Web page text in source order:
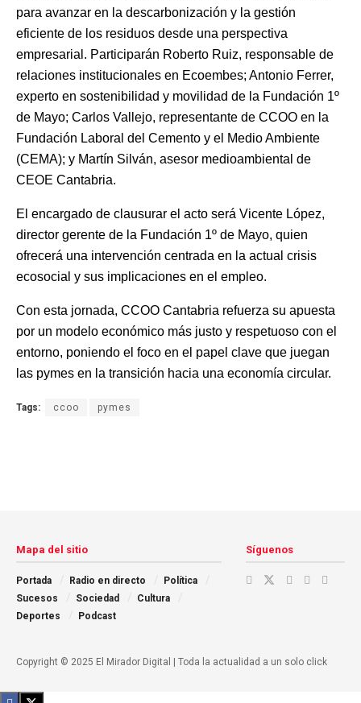
para avanzar en la descarbonización y la gestión
eficiente de los residuos desde una perspectiva
empresarial. Participarán Roberto Ruiz, responsable de
relaciones institucionales en Ecoembes; Antonio Ferrer,
experto en sostenibilidad y movilidad de la Fundación 1º
de Mayo; Carlos Vallejo, representante de CCOO en la
Fundación Laboral del Cemento y el Medio Ambiente
(CEMA); y Martín Silván, asesor medioambiental de
CEOE Cantabria.
El encargado de clausurar el acto será Vicente López,
director gerente de la Fundación 1º de Mayo, quien
ofrecerá una intervención centrada en la actual crisis
ecosocial y sus implicaciones en el empleo.
Con esta jornada, CCOO Cantabria refuerza su apuesta
por un modelo económico más justo y respetuoso con el
entorno, poniendo el foco en el papel clave que juegan
las pymes en la transición hacia una economía circular.
Tags: ccoo pymes
Copyright © 2025 El Mirador Digital | Toda la actualidad a un solo click
Mapa del sitio
Portada Radio en directo
Política
Sucesos
Sociedad
Cultura
Deportes
Podcast
Síguenos